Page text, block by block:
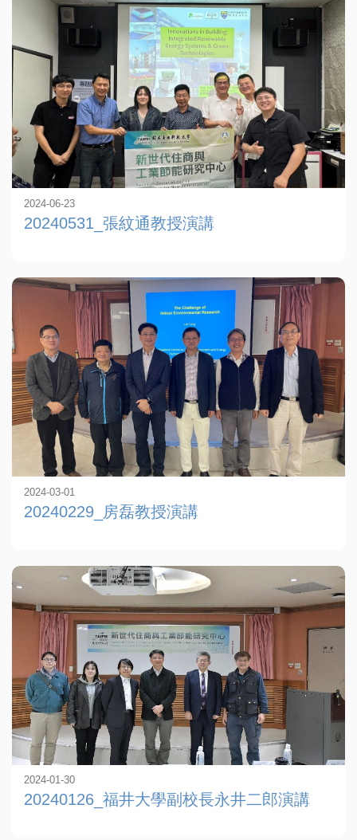
2024-06-23
20240531_張紋通教授演講
2024-03-01
20240229_房磊教授演講
2024-01-30
20240126_福井大學副校長永井二郎演講